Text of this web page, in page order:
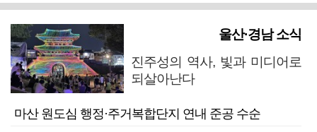
울산·경남 소식
진주성의 역사, 빛과 미디어로
되살아난다
마산 원도심 행정·주거복합단지 연내 준공 수순